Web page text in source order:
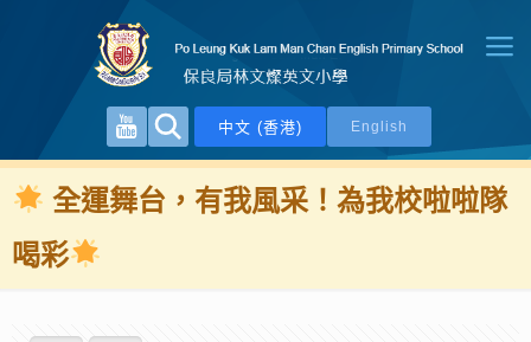
中文 (香港) English
全運舞台，有我風采！為我校啦啦隊
喝彩